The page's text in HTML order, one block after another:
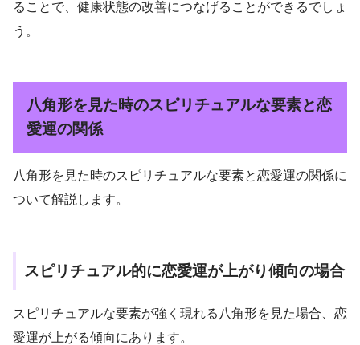
ることで、健康状態の改善につなげることができるでしょ
う。
八角形を見た時のスピリチュアルな要素と恋
愛運の関係
八角形を見た時のスピリチュアルな要素と恋愛運の関係に
ついて解説します。
スピリチュアル的に恋愛運が上がり傾向の場合
スピリチュアルな要素が強く現れる八角形を見た場合、恋
愛運が上がる傾向にあります。